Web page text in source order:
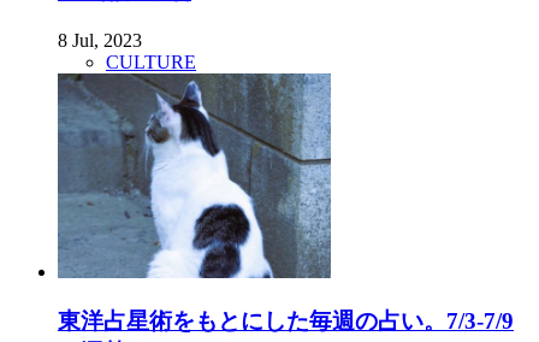
8 Jul, 2023
CULTURE
東洋占星術をもとにした毎週の占い。7/3-7/9